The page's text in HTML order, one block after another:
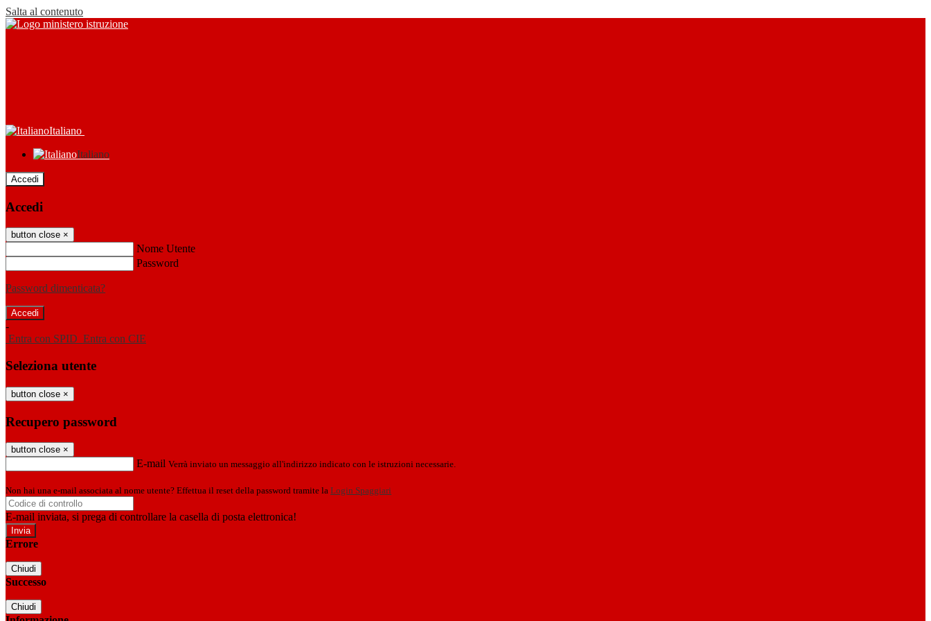
Salta al contenuto
Italiano
Italiano
Accedi
Accedi
button close ×
Nome Utente
Password
Password dimenticata?
-
Entra con SPID Entra con CIE
Seleziona utente
button close ×
Recupero password
button close ×
E-mail Verrà inviato un messaggio all'indirizzo indicato con le istruzioni necessarie.
Non hai una e-mail associata al nome utente? Effettua il reset della password tramite la Login Spaggiari
E-mail inviata, si prega di controllare la casella di posta elettronica!
Errore
Chiudi
Successo
Chiudi